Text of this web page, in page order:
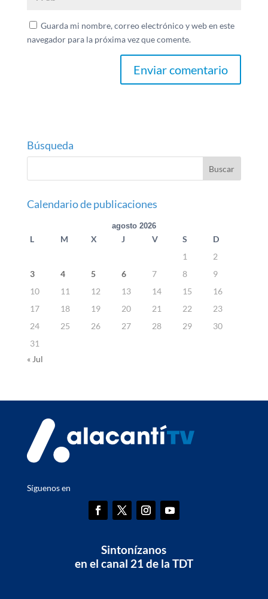
Guarda mi nombre, correo electrónico y web en este
navegador para la próxima vez que comente.
Búsqueda
Calendario de publicaciones
agosto 2026
L M X J V S
D
1
2
3
4 5 6 7 8
9
10
11 12 13 14 15
16
17
18 19 20 21 22
23
24
25 26 27 28 29
30
31
« Jul
Síguenos en
Sintonízanos
en el canal 21 de la TDT